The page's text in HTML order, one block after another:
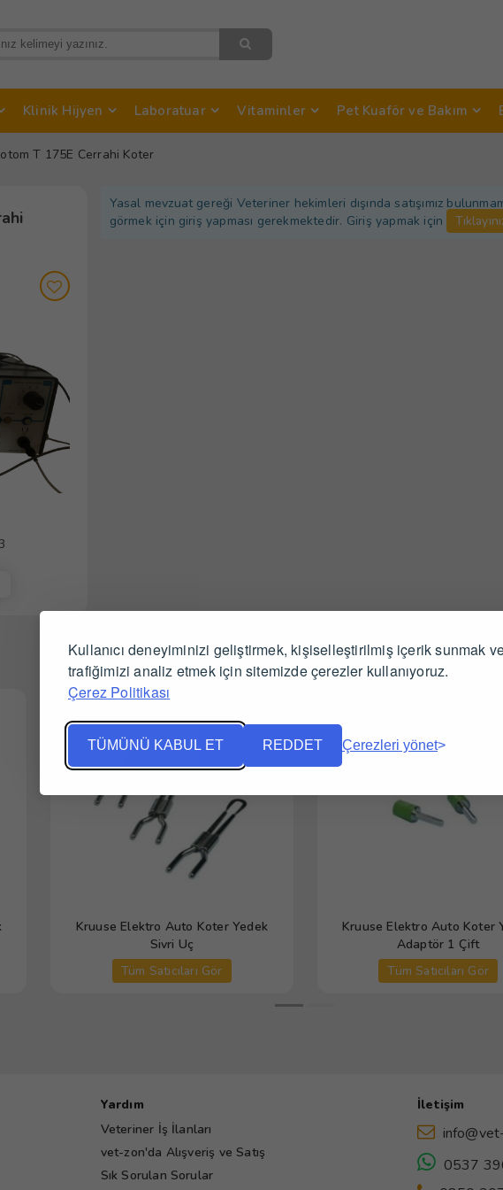
Kullanıcı deneyiminizi geliştirmek, kişiselleştirilmiş içerik sunmak
trafiğimizi analiz etmek için sitemizde çerezler kullanıyoruz.
Çerez Politikası
TÜMÜNÜ KABUL ET REDDET Çerezleri yönet
Klinik Hijyen Laboratuar Vitaminler Pet Kuaför ve Bakım
T 175E Cerrahi Koter
Yasal mevzuat gereği Veteriner hekimleri dışında satışımız
görmek için giriş yapması gerekmektedir. Giriş yapmak için
İlgili Ürünler
Kruuse Elektro Auto Koter Yedek
Sivri Uç
Tüm Satıcıları Gör
Kruuse Elektro Auto Koter
Adaptör 1 Çift
Tüm Satıcıları Gör
Yardım
Veteriner İş İlanları
vet-zon'da Alışveriş ve Satış
Sık Sorulan Sorular
İletişim
0537